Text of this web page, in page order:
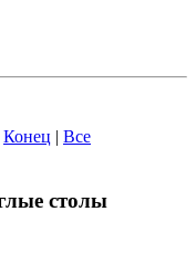
Конец | Все
столы